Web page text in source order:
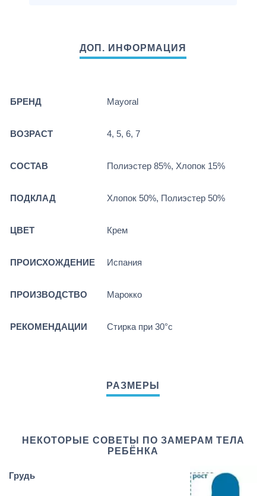
БРЕНД Mayoral
ВОЗРАСТ 4, 5, 6, 7
СОСТАВ Полиэстер 85%, Хлопок 15%
ПОДКЛАД Хлопок 50%, Полиэстер 50%
ЦВЕТ Крем
ПРОИСХОЖДЕНИЕ Испания
ПРОИЗВОДСТВО Марокко
РЕКОМЕНДАЦИИ Стирка при 30°c
НЕКОТОРЫЕ СОВЕТЫ ПО ЗАМЕРАМ ТЕЛА
РЕБЁНКА
Грудь